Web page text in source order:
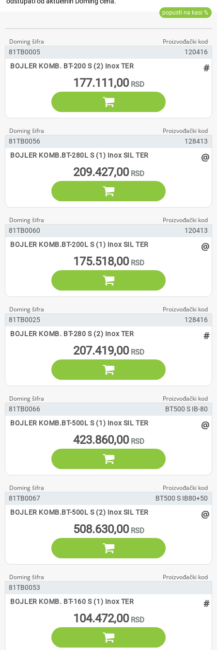
81TB0005
120416
BOJLER KOMB. BT-200 S (2) Inox TER
177.111,00
#

81TB0056
128413
BOJLER KOMB.BT-280L S (1) Inox SIL TER
209.427,00
@

81TB0060
120413
BOJLER KOMB.BT-200L S (1) Inox SIL TER
175.518,00
@

81TB0025
128416
BOJLER KOMB. BT-280 S (2) Inox TER
207.419,00
#

81TB0066
BT500 S IB-80
BOJLER KOMB.BT-500L S (1) Inox SIL TER
423.860,00
@

81TB0067
BT500 S IB80+50
BOJLER KOMB.BT-500L S (2) Inox SIL TER
508.630,00
@

81TB0053
BOJLER KOMB. BT-160 S (1) Inox TER
104.472,00
#
